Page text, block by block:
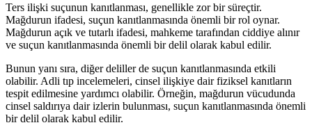
Ters ilişki suçunun kanıtlanması, genellikle zor bir süreçtir.
Mağdurun ifadesi, suçun kanıtlanmasında önemli bir rol oynar.
Mağdurun açık ve tutarlı ifadesi, mahkeme tarafından ciddiye alınır
ve suçun kanıtlanmasında önemli bir delil olarak kabul edilir.
Bunun yanı sıra, diğer deliller de suçun kanıtlanmasında etkili
olabilir. Adli tıp incelemeleri, cinsel ilişkiye dair fiziksel kanıtların
tespit edilmesine yardımcı olabilir. Örneğin, mağdurun vücudunda
cinsel saldırıya dair izlerin bulunması, suçun kanıtlanmasında önemli
bir delil olarak kabul edilir.